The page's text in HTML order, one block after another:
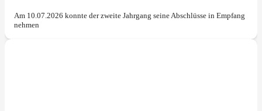
Am 10.07.2026 konnte der zweite Jahrgang seine Abschlüsse in Empfang
nehmen